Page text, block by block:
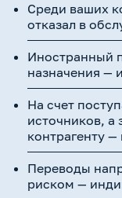
Среди ваших
отказал в
Иностранный
назначения —
На счет
источников, а
контрагенту
Переводы
риском —